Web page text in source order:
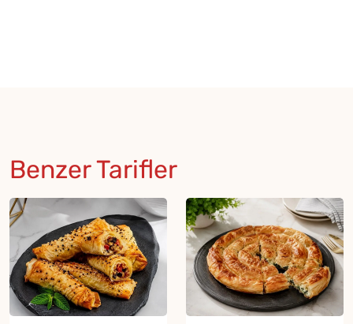
Benzer Tarifler